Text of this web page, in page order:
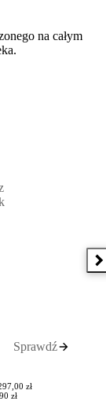
na całym
Sprawdź
zł
zł